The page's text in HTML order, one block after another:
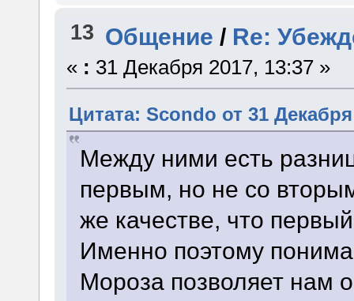
13 Общение / Re:
« : 31 Декабря 2017, 13:37 »
Цитата: Scondo от 31
Между ними есть
первым, но не со
же качестве, что
Именно поэтому
Мороза позволяет нам